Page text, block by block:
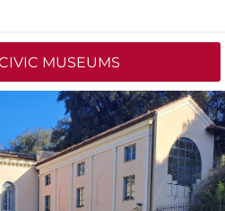
MUSEUMS